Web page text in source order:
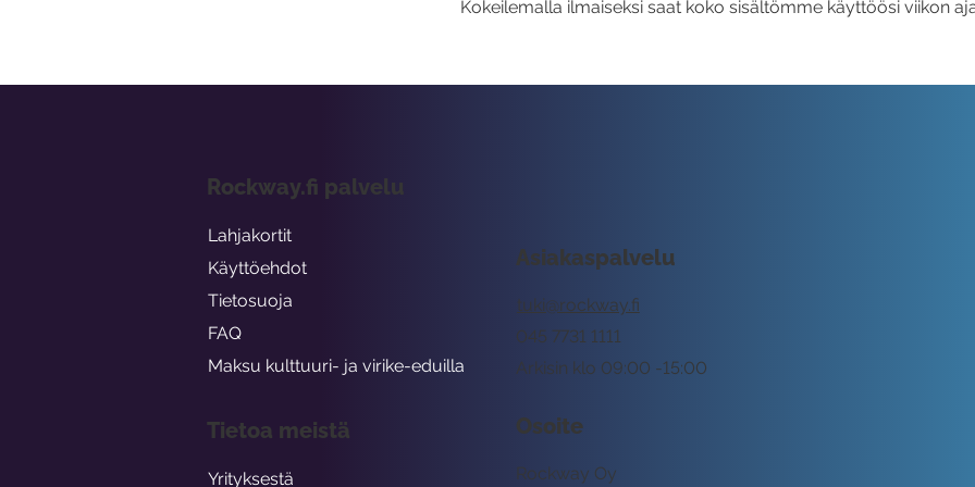
Kokeilemalla ilmaiseksi saat koko sisältömme käyttöösi viikon
Asiakaspalvelu
tuki@rockway.fi
Arkisin klo 09:00 -15:00
045 7731 1111
Osoite
Rockway Oy
Rockway.fi palvelu
Lahjakortit
Käyttöehdot
Tietosuoja
FAQ
Maksu kulttuuri- ja virike-eduilla
Tietoa meistä
Yrityksestä